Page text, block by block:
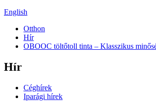
English
Otthon
Hír
OBOOC töltőtoll tinta – Klasszikus
Hír
Céghírek
Iparági hírek